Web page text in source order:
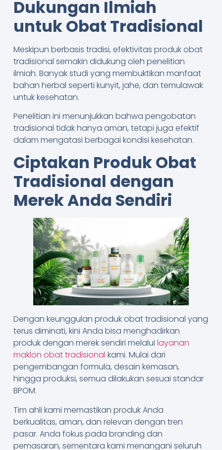
Dukungan Ilmiah
untuk Obat Tradisional
Meskipun berbasis tradisi, efektivitas produk obat
tradisional semakin didukung oleh penelitian
ilmiah. Banyak studi yang membuktikan manfaat
bahan herbal seperti kunyit, jahe, dan temulawak
untuk kesehatan.
Penelitian ini menunjukkan bahwa pengobatan
tradisional tidak hanya aman, tetapi juga efektif
dalam mengatasi berbagai kondisi kesehatan.
Ciptakan Produk Obat
Tradisional dengan
Merek Anda Sendiri
Dengan keunggulan produk obat tradisional yang
terus diminati, kini Anda bisa menghadirkan
produk dengan merek sendiri melalui layanan
maklon obat tradisional kami. Mulai dari
pengembangan formula, desain kemasan,
hingga produksi, semua dilakukan sesuai standar
BPOM.
Tim ahli kami memastikan produk Anda
berkualitas, aman, dan relevan dengan tren
pasar. Anda fokus pada branding dan
pemasaran, sementara kami menangani seluruh